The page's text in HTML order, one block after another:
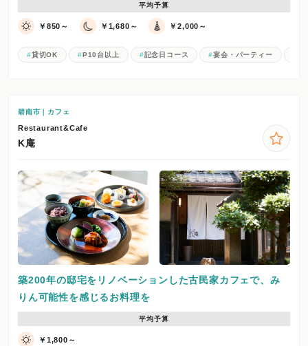
平均予算
￥850～ ￥1,680～ ￥2,000～
貸切OK P10台以上 記念日コース 宴会・パーティー
碧南市｜カフェ
Restaurant&Cafe
K庵
築200年の邸宅をリノベーションした古民家カフェで、み
りん可能性を感じるお料理を
平均予算
￥1,800～